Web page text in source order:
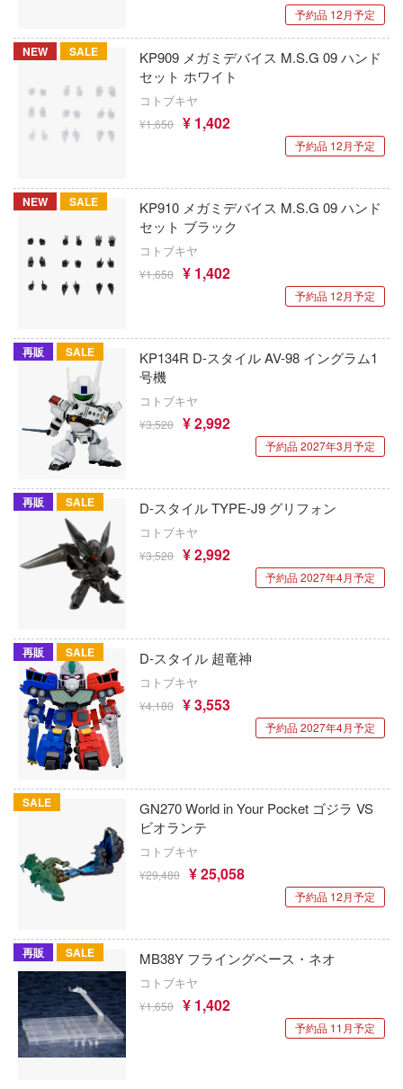
予約品 12月予定
NEW SALE
KP909 メガミデバイス M.S.G 09 ハンド
セット ホワイト
コトブキヤ
¥1,650 ¥ 1,402
予約品 12月予定
NEW SALE
KP910 メガミデバイス M.S.G 09 ハンド
セット ブラック
コトブキヤ
¥1,650 ¥ 1,402
予約品 12月予定
再販 SALE
KP134R D-スタイル AV-98 イングラム1
号機
コトブキヤ
¥3,520 ¥ 2,992
予約品 2027年3月予定
再販 SALE D-スタイル TYPE-J9 グリフォン
コトブキヤ
¥3,520 ¥ 2,992
予約品 2027年4月予定
再販 SALE D-スタイル 超竜神
コトブキヤ
¥4,180 ¥ 3,553
予約品 2027年4月予定
SALE
GN270 World in Your Pocket ゴジラ VS
ビオランテ
コトブキヤ
¥29,480 ¥ 25,058
予約品 12月予定
再販 SALE MB38Y フライングベース・ネオ
コトブキヤ
¥1,650 ¥ 1,402
予約品 11月予定
鉄人28号
天元突破グレンラガン
To LOVEる (とらぶる)
とある科学の超電磁砲
ドキドキ文芸部!
東京リベンジャーズ
ドールズフロントライン
刀剣乱舞ONLINE
とんがり帽子のアトリエ
東方Project
トップをねらえ!
トライガン
盗墓筆記
ドラゴンボール
とらドラ！
ドラえもん
七つの大罪
夏目友人帳
NEEDY GIRL OVERDOSE
NieRシリーズ
ARTOプロダクション(ビーバーコーポレ
HSMODELS(モデルアート)
銘匠伝(MJZ STUDIO)
OMAHA
オートワールド
OTAKU TOYS
オレンジホビー(ビーバーコーポレーショ
オーキッドシード
オールモストリアル
オリオンミニアチュアーズ(ビーバーコー
ション)
オックスフォード
カプコン
海洋堂
回天堂
ガスハンス(ビーバーコーポレーション)
KADOKAWA
GUNPRIMER（ガンプライマー）
ガイアノーツ
ガスパッチモデル(ビーバーコーポレーシ
の若君
誘惑
太郎
ーヌシリーズ
細胞
ホテルへようこそ
リューナイト
ールD×D
ーデン
ポッターシリーズ
グ：グレイレイヴン
ルド
バンドリ！)
術師
コンプレックス
ー!!
だ夏
のなく頃に